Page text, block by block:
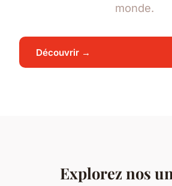
monde.
Découvrir →
Explorez nos